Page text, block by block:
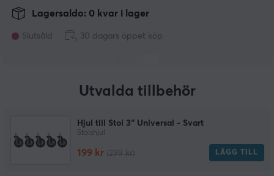
Slutsåld
Lagersaldo: 0 kvar i lager
30 dagars öppet köp
Utvalda tillbehör
Hjul till Stol 3″ Universal - Svart
Stolshjul
199 kr LÄGG TILL